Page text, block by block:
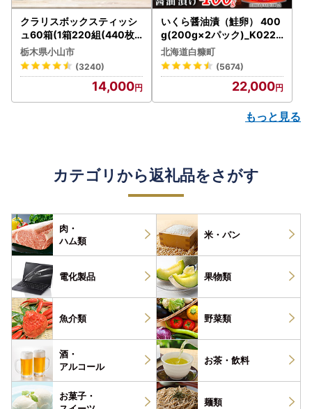
クラリスボックスティッシ
ュ60箱(1箱220組(440枚))
(5個入り×12セット)【配送
不可地域：離島・沖縄県】
【1256759】
栃木県小山市
(3240)
14,000
いくら醤油漬（鮭卵） 400
g(200g×2パック)_K022-
1676
北海道白糠町
(5674)
22,000
もっと見る
カテゴリから返礼品をさがす
肉・
ハム類
米・パン
電化製品 果物類
魚介類 野菜類
酒・
アルコール
お茶・ 飲料
お菓子・
麺類